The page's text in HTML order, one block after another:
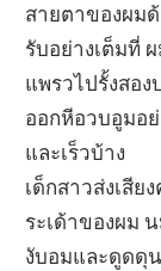
สายตาของผม
รับอย่างเต็มที่
แพรวไปรั้งสอง
ออกหีอวบอูมอ
และเร็วบ้าง
เด็กสาวส่งเสีย
ระเด้าของผม
งับอมและดูดดุ